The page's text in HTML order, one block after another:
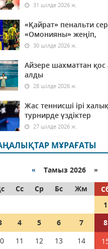
31 шілде 2026 ж.
«Қайрат» пенальти
«Омонияны» жеңіп,
30 шілде 2026 ж.
Айзере шахматтан қос
алды
28 шілде 2026 ж.
Жас теннисші ірі
турнирде үздіктер
27 шілде 2026 ж.
МҰРАҒАТЫ
« Тамыз 2026 »
Сс Ср Бс Жм
1
4 5 6 7 8
11 12 13 14